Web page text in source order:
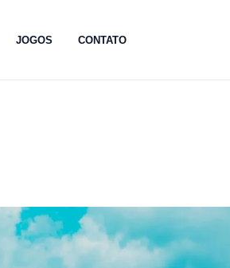
JOGOS CONTATO